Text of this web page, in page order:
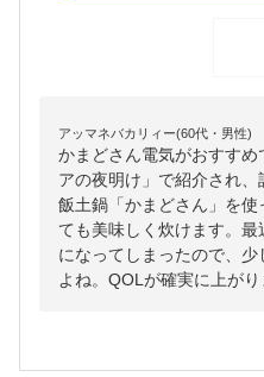
アッマネバカリィー(60代・男性)
かまどさん電気がおすす
アの夜明け」で紹介され
飯土鍋「かまどさん」を使
ても美味しく炊けます。
になってしまったので、
よね。QOLが確実に上がり